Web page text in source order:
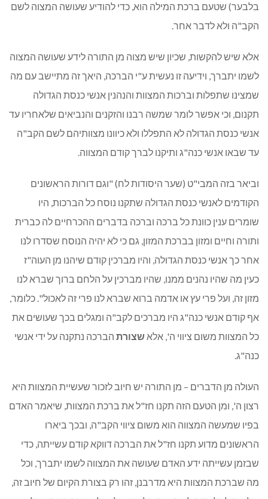
בלבער) שטעם ברכת המילה הוא, כדי להודיע שעושה המצוה לשם
הקב"ה ולא לדבר אחר.
אלא שיש להקשות, שכיון שיש מצוה מן התורה לידע שעושה המצוה
לשמו יתברך, וידיעה זו נעשית ע"י הברכה, היאך זה מתיישב עם מה
שמצינו שתפלות וברכות המצוות והנהנין אנשי כנסת הגדולה
תקנום, וכי אפשר לומר שמשה רבנו והזקנים והנביאים שלאחריו עד
אנשי כנסת הגדולה לא התפללו ולא כיוונו מצוותיהם לשם הקב"ה
עד שבאו אנשי כנה"ג ותיקנו לברך קודם המצווה.
וביאר בזה המבי"ט (שער היסודות לח) "וגם דורות הראשונים
הקודמים לאנשי כנסת הגדולה שתקנו נוסח כל הברכות, היו
שומרים ענין כוונת כל ברכה וברכה בדברים ההכרחיים לה כברית
ותורה וחיים ומזון בברכת המזון, גם כי לא יהיה הנוסח שסדרו לנו
אחר כך אנשי כנסת הגדולה, והיו מברכין קודם שיהנו מן העוה"ז
כעין מה שהיו נהנים ממנו, שהיו מברכין על הלחם ברוך שברא לנו
מזון זה, ועל פרי עץ או אדמה ברוא שברא לנו פרי זה לאכול". כלומר,
אף קודם אנשי כנה"ג היו מברכים לקב"ה ומגלים בכך שעושים את
כל המצוות משום ציווי ה', אלאשצורת הברכה נתקנה על ידי אנשי
כנה"ג.
העולה מן הדברים – מן התורה יש חיוב לזכור שעשיית המצוות היא
רצון ה', ומן הטעם הזה תקנו חז"ל את ברכת המצוות, שיאמר האדם
בפיו שמעשה המצווה הוא משום ציווי הקב"ה, ובכך ביארו
הראשונים מדוע תקנו חז"ל את הברכה דווקא קודם עשייתה, כדי
שבזמן עשייתה ידע האדם שעושה את המצווה לשמו יתברך, וכל
מה שברכת המצוות היא מדרבנן, זהו רק בצורת הקיום של חיוב זה,